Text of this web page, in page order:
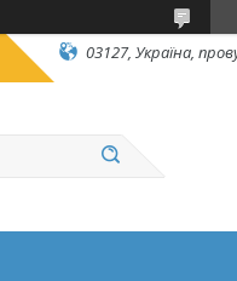
03127, Україна,